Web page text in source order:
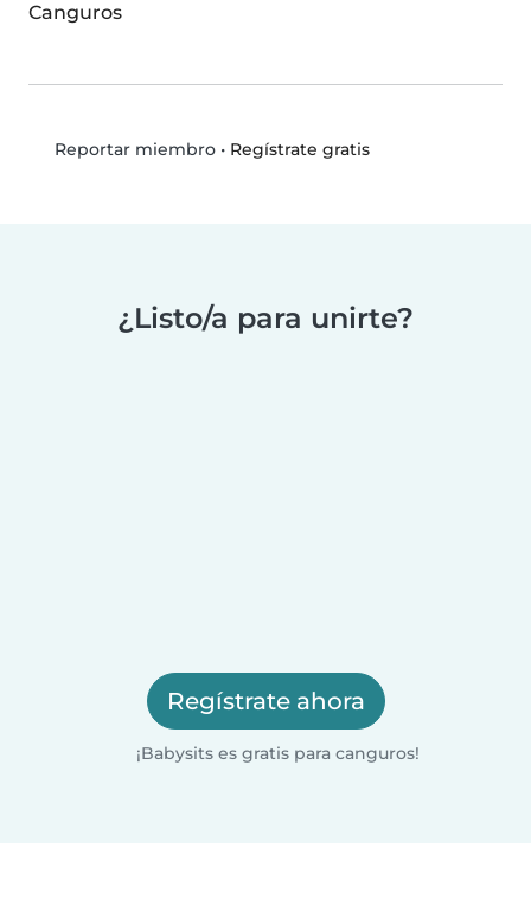
Canguros
Reportar miembro• Regístrate gratis
¿Listo/a para unirte?
Regístrate ahora
¡Babysits es gratis para canguros!